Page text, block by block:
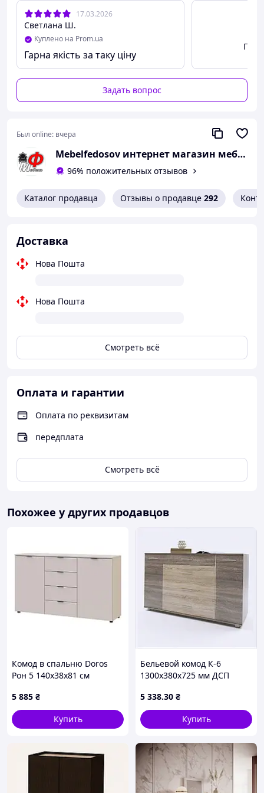
невысокую цену.
Габаритные размеры:
Глубина, мм
730
430
Возможны варианты цвета:
17.03.2026
Светлана Ш.
Куплено на Prom.ua
Гарна якість за таку ціну
Задать вопрос
Был online: вчера
Mebelfedosov интернет магазин мебели
96% положительных отзывов
Каталог продавца Отзывы о продавце 292
Доставка
Нова Пошта
Нова Пошта
Смотреть всё
Оплата и гарантии
Оплата по реквизитам
передплата
Смотреть всё
Похожее у других продавцов
Комод в спальню Doros
Рон 5 140х38х81 см
5 885 ₴
Купить
Бельевой комод К-6
1300х380х725 мм ДСП
5 338.30 ₴
Купить